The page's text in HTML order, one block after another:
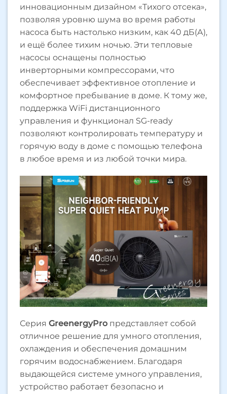
инновационным дизайном «Тихого отсека»,
позволяя уровню шума во время работы
насоса быть настолько низким, как 40 дБ(А),
и ещё более тихим ночью. Эти тепловые
насосы оснащены полностью
инверторными компрессорами, что
обеспечивает эффективное отопление и
комфортное пребывание в доме. К тому же,
поддержка WiFi дистанционного
управления и функционал SG-ready
позволяют контролировать температуру и
горячую воду в доме с помощью телефона
в любое время и из любой точки мира.
Серия GreenergyPro представляет собой
отличное решение для умного отопления,
охлаждения и обеспечения домашним
горячим водоснабжением. Благодаря
выдающейся системе умного управления,
устройство работает безопасно и